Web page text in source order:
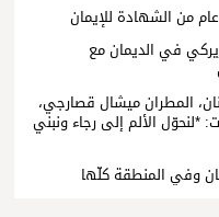
من الشهادة للإيمان
في الديمان مع
المطران ميشال قصارجي،
*لنحوّل الألم إلى رجاء ونبني
وفي المنطقة كلّها